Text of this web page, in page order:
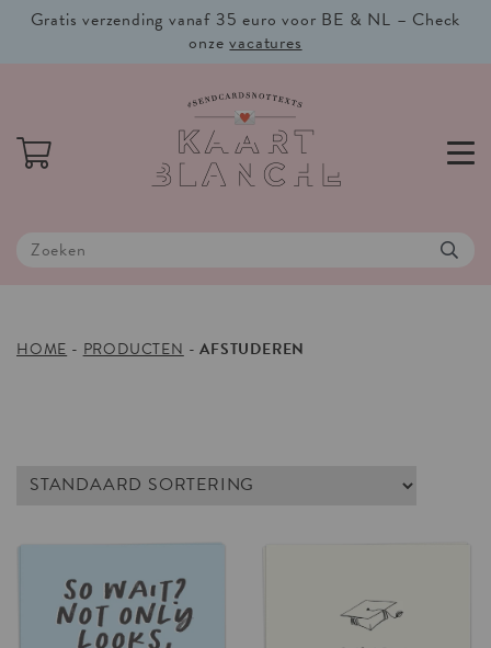
Gratis verzending vanaf 35 euro voor BE & NL – Check
onzevacatures
HOME - PRODUCTEN -AFSTUDEREN